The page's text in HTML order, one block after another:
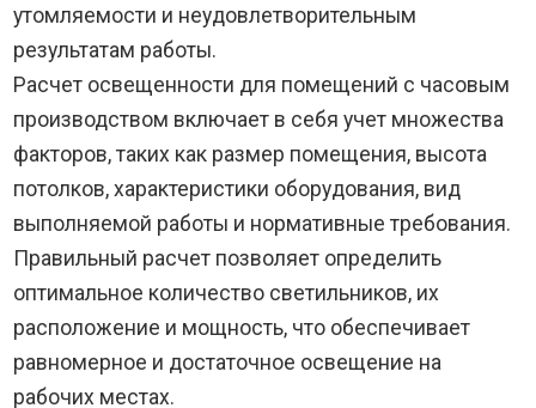
утомляемости и неудовлетворительным
результатам работы.
Расчет освещенности для помещений с часовым
производством включает в себя учет множества
факторов, таких как размер помещения, высота
потолков, характеристики оборудования, вид
выполняемой работы и нормативные требования.
Правильный расчет позволяет определить
оптимальное количество светильников, их
расположение и мощность, что обеспечивает
равномерное и достаточное освещение на
рабочих местах.